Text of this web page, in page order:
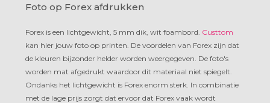
Foto op Forex afdrukken
Forex is een lichtgewicht, 5 mm dik, wit foambord. Custtom
kan hier jouw foto op printen. De voordelen van Forex zijn dat
de kleuren bijzonder helder worden weergegeven. De foto's
worden mat afgedrukt waardoor dit materiaal niet spiegelt.
Ondanks het lichtgewicht is Forex enorm sterk. In combinatie
met de lage prijs zorgt dat ervoor dat Forex vaak wordt